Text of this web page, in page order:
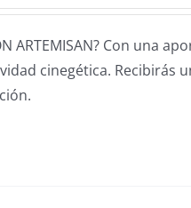
ARTEMISAN? Con
cinegética. Recibirás